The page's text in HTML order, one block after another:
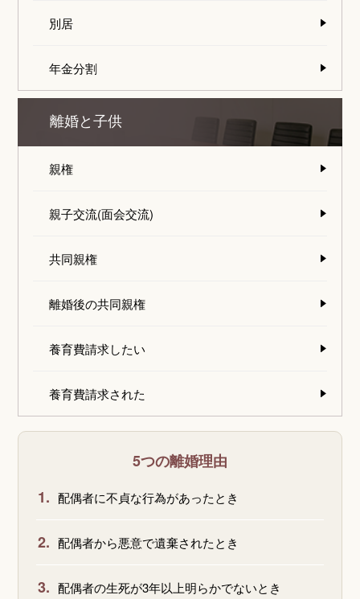
別居
年金分割
離婚と子供
親権
親子交流(面会交流)
共同親権
離婚後の共同親権
養育費請求したい
養育費請求された
5つの離婚理由
1. 配偶者に不貞な行為があったとき
2. 配偶者から悪意で遺棄されたとき
3. 配偶者の生死が3年以上明らかでないとき